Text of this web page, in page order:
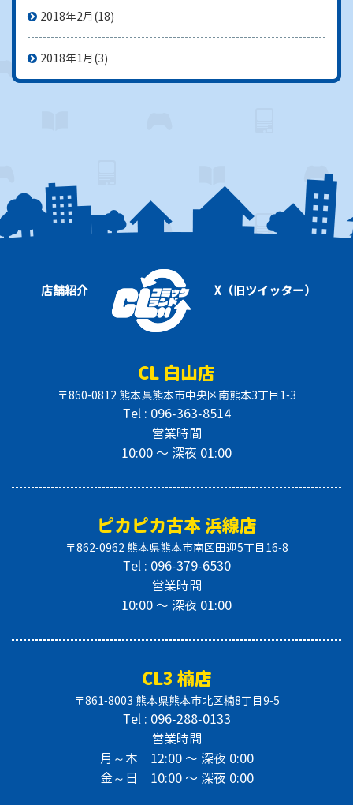
2018年2月 (18)
2018年1月 (3)
店舗紹介 X（旧ツイッター）
CL 白山店
〒860-0812 熊本県熊本市中央区南熊本3丁目1-3
Tel : 096-363-8514
営業時間
10:00 〜 深夜 01:00
ピカピカ古本 浜線店
〒862-0962 熊本県熊本市南区田迎5丁目16-8
Tel : 096-379-6530
営業時間
10:00 〜 深夜 01:00
CL3 楠店
〒861-8003 熊本県熊本市北区楠8丁目9-5
Tel : 096-288-0133
営業時間
月～木 12:00 〜 深夜 0:00
金～日 10:00 〜 深夜 0:00